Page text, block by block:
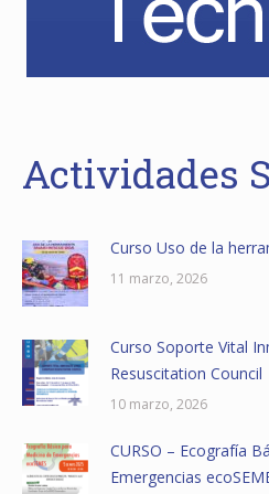
Actividades
Curso Uso de la
11 marzo, 2026
Curso Soporte Vital
Resuscitation Council
10 marzo, 2026
CURSO – Ecografía
Emergencias